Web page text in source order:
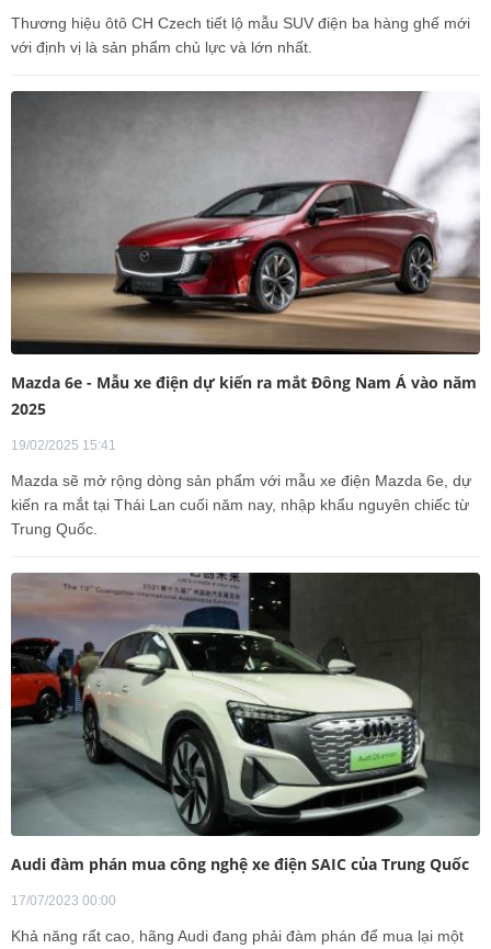
Thương hiệu ôtô CH Czech tiết lộ mẫu SUV điện ba hàng ghế mới
với định vị là sản phẩm chủ lực và lớn nhất.
Mazda 6e - Mẫu xe điện dự kiến ra mắt Đông Nam Á vào năm
2025
19/02/2025 15:41
Mazda sẽ mở rộng dòng sản phẩm với mẫu xe điện Mazda 6e, dự
kiến ra mắt tại Thái Lan cuối năm nay, nhập khẩu nguyên chiếc từ
Trung Quốc.
Audi đàm phán mua công nghệ xe điện SAIC của Trung Quốc
17/07/2023 00:00
Khả năng rất cao, hãng Audi đang phải đàm phán để mua lại một